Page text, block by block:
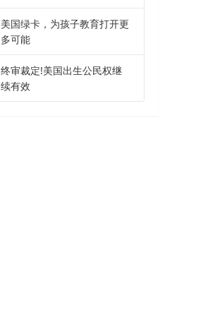
美国绿卡，为孩子教育打开更
多可能
终审裁定!美国出生公民权继
续有效